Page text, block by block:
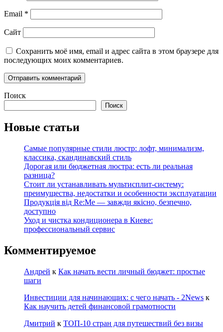
Email *
Сайт
Сохранить моё имя, email и адрес сайта в этом браузере для
последующих моих комментариев.
Поиск
Поиск
Новые статьи
Самые популярные стили люстр: лофт, минимализм,
классика, скандинавский стиль
Дорогая или бюджетная люстра: есть ли реальная
разница?
Стоит ли устанавливать мультисплит-систему:
преимущества, недостатки и особенности эксплуатации
Продукція від Re:Me — завжди якісно, безпечно,
доступно
Уход и чистка кондиционера в Киеве:
профессиональный сервис
Комментируемое
Андрей к Как начать вести личный бюджет: простые
шаги
Инвестиции для начинающих: с чего начать - 2News к
Как научить детей финансовой грамотности
Дмитрий к ТОП-10 стран для путешествий без визы